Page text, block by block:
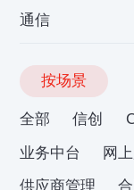
通信
按场景
全部 信创
业务中台
网
供应商管理